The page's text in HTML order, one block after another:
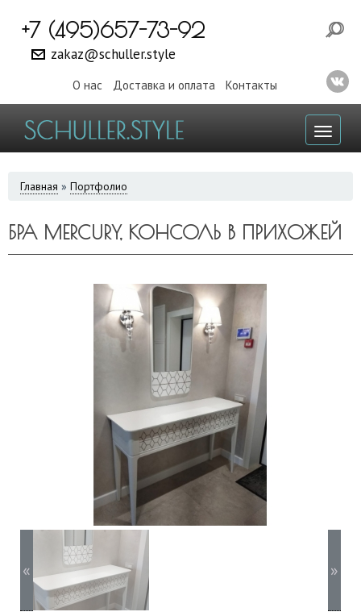
+7 (495)657-73-92
zakaz@schuller.style
О нас Доставка и оплата Контакты
ВЫ
Главная » Портфолио
БРА MERCURY, КОНСОЛЬ В ПРИХОЖЕЙ
« »